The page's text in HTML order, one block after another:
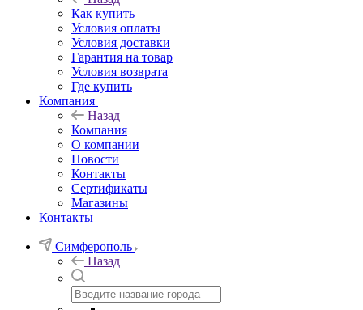
Как купить
Условия оплаты
Условия доставки
Гарантия на товар
Условия возврата
Где купить
Компания
Назад
Компания
О компании
Новости
Контакты
Сертификаты
Магазины
Контакты
Симферополь
Назад